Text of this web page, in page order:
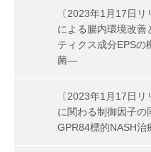
〔2023年1月17日
による腸内環境改
ティクス成分EPSの
菌―
〔2023年1月17日
に関わる制御因子
GPR84標的NASH